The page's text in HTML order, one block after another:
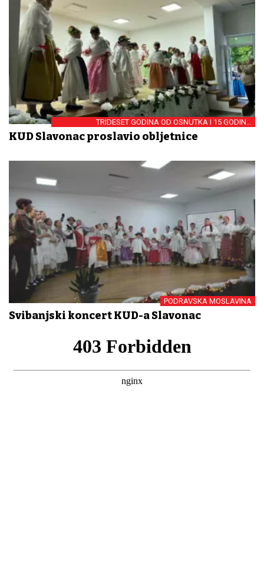
TRIDESET GODINA OD OSNUTKA I 15 GODINA
NEPREKIDNOG RADA
KUD Slavonac proslavio obljetnice
PODRAVSKA MOSLAVINA
Svibanjski koncert KUD-a Slavonac